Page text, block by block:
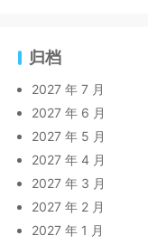
归档
2027 年 7 月
2027 年 6 月
2027 年 5 月
2027 年 4 月
2027 年 3 月
2027 年 2 月
2027 年 1 月